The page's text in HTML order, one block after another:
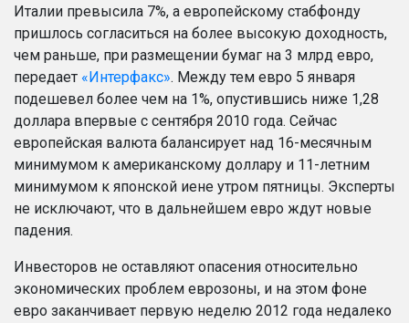
Италии превысила 7%, а европейскому стабфонду
пришлось согласиться на более высокую доходность,
чем раньше, при размещении бумаг на 3 млрд евро,
передает «Интерфакс». Между тем евро 5 января
подешевел более чем на 1%, опустившись ниже 1,28
доллара впервые с сентября 2010 года. Сейчас
европейская валюта балансирует над 16-месячным
минимумом к американскому доллару и 11-летним
минимумом к японской иене утром пятницы. Эксперты
не исключают, что в дальнейшем евро ждут новые
падения.
Инвесторов не оставляют опасения относительно
экономических проблем еврозоны, и на этом фоне
евро заканчивает первую неделю 2012 года недалеко